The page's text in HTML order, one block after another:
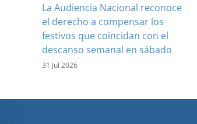
La Audiencia Nacional reconoce
el derecho a compensar los
festivos que coincidan con el
descanso semanal en sábado
31 Jul 2026